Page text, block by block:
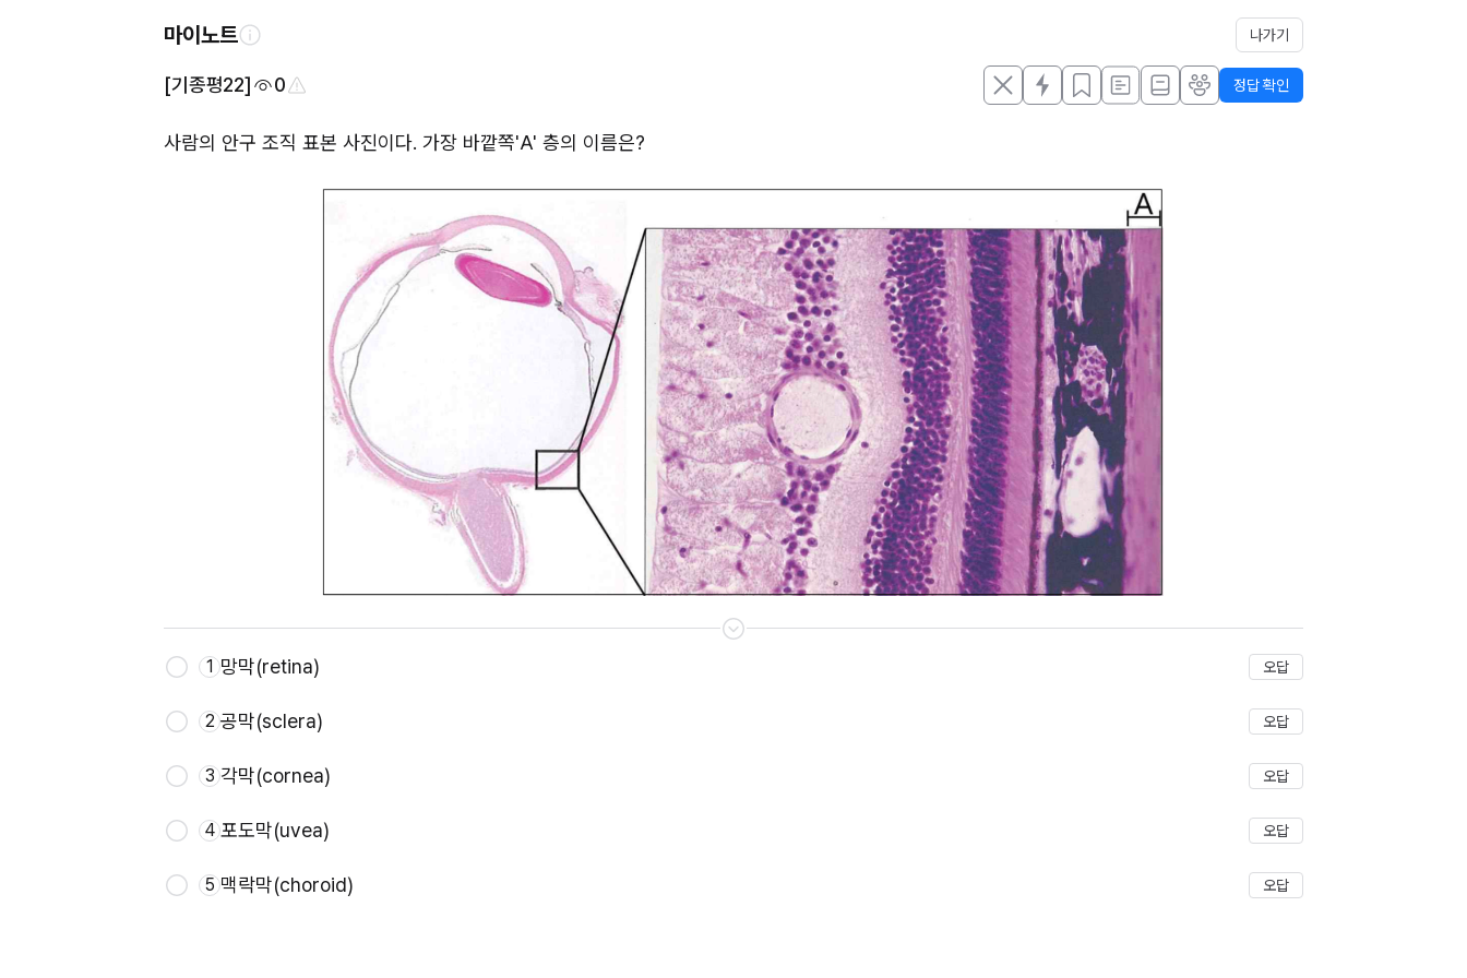
마이노트 나가기
[기종평22] 0 정답 확인
사람의 안구 조직 표본 사진이다. 가장 바깥쪽'A' 층의 이름은?
1 망막(retina) 오답
2 공막(sclera) 오답
3 각막(cornea) 오답
4 포도막(uvea) 오답
5 맥락막(choroid) 오답